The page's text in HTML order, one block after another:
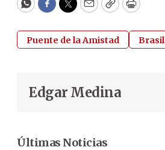
WhatsApp
Facebook
Twitter
EmailCopyPrint
Puente de la Amistad Brasil
Edgar Medina
Últimas Noticias